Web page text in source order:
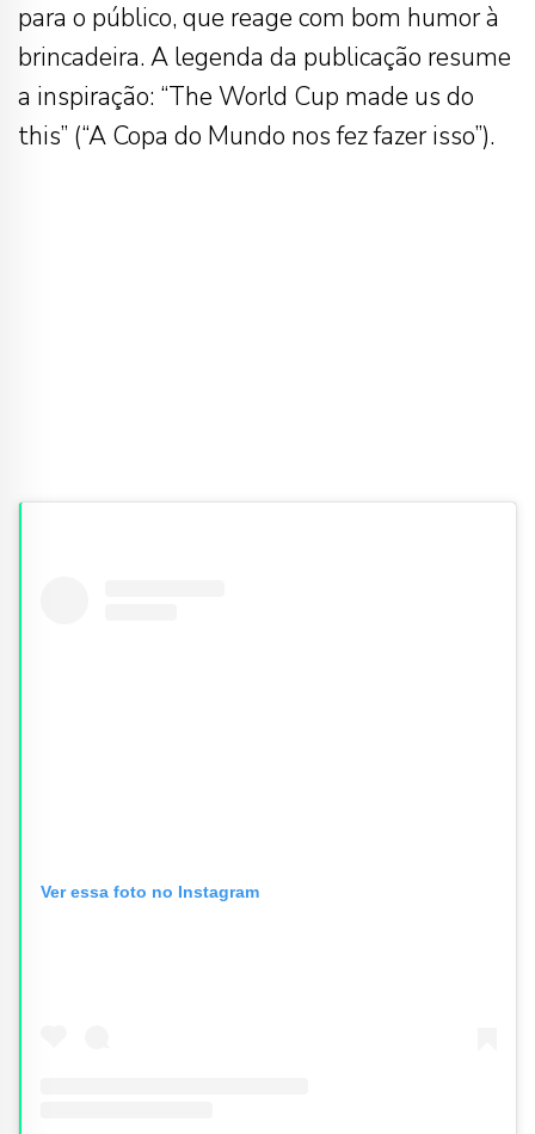
para o público, que reage com bom humor à
brincadeira. A legenda da publicação resume
a inspiração: “The World Cup made us do
this” (“A Copa do Mundo nos fez fazer isso”).
Ver essa foto no Instagram